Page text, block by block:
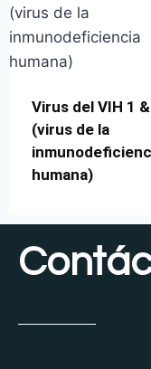
Virus del VIH 1
(virus de la
humana)